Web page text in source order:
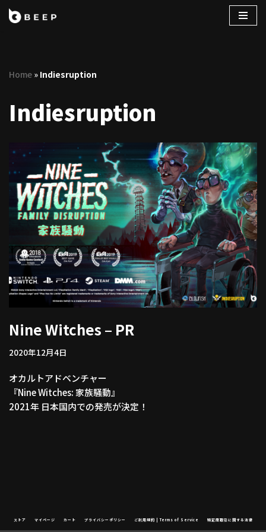
ン
へ
プ
Home » Indiesruption
Indiesruption
Nine Witches – PR
2020年12月4日
オカルトアドベンチャー
『Nine Witches: 家族騒動』
2021年 日本国内での発売が決定！
ストア マイページ カート プライバシーポリシー ご利用規約 | Terms of Service 特定商取引に関する法律